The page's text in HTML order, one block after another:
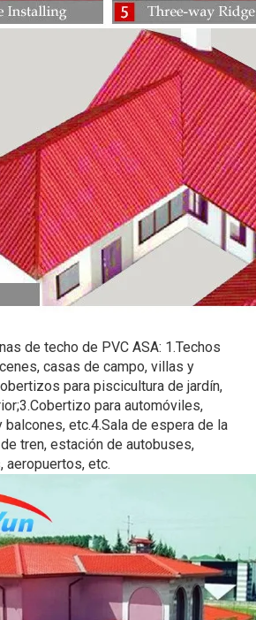
de techo de PVC ASA: 1.Techos
casas de campo, villas y
para piscicultura de jardín,
para automóviles,
etc.4.Sala de espera de la
tren, estación de autobuses,
etc.